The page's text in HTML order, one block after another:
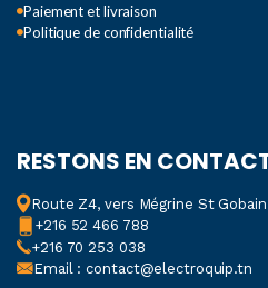
Paiement et livraison
Politique de confidentialité
RESTONS EN
Route Z4, vers Mégrine St Gobain
+216 52 466 788
+216 70 253 038
Email : contact@electroquip.tn